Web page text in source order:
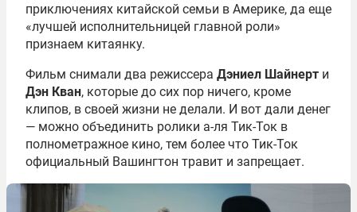
приключениях китайской семьи в Америке, да еще
«лучшей исполнительницей главной роли»
признаем китаянку.
Фильм снимали два режиссера Дэниел Шайнерт и
Дэн Кван, которые до сих пор ничего, кроме
клипов, в своей жизни не делали. И вот дали денег
— можно объединить ролики а-ля Тик-Ток в
полнометражное кино, тем более что Тик-Ток
официальный Вашингтон травит и запрещает.